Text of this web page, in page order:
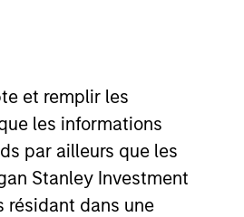
et remplir les
les informations
par ailleurs que les
Stanley Investment
résidant dans une